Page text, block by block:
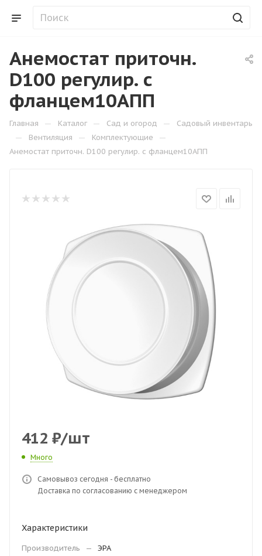
Анемостат приточн.
D100 регулир. с
фланцем10АПП
Главная — Каталог — Сад и огород — Садовый инвентарь
— Вентиляция — Комплектующие —
Анемостат приточн. D100 регулир. с фланцем10АПП
412 ₽/шт
Много
Самовывоз сегодня - бесплатно
Доставка по согласованию с менеджером
Характеристики
Производитель —
ЭРА